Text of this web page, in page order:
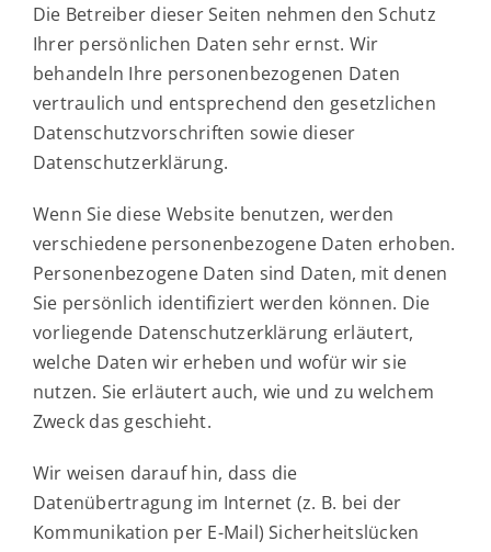
Die Betreiber dieser Seiten nehmen den Schutz
Ihrer persönlichen Daten sehr ernst. Wir
behandeln Ihre personenbezogenen Daten
vertraulich und entsprechend den gesetzlichen
Datenschutzvorschriften sowie dieser
Datenschutzerklärung.
Wenn Sie diese Website benutzen, werden
verschiedene personenbezogene Daten erhoben.
Personenbezogene Daten sind Daten, mit denen
Sie persönlich identifiziert werden können. Die
vorliegende Datenschutzerklärung erläutert,
welche Daten wir erheben und wofür wir sie
nutzen. Sie erläutert auch, wie und zu welchem
Zweck das geschieht.
Wir weisen darauf hin, dass die
Datenübertragung im Internet (z. B. bei der
Kommunikation per E-Mail) Sicherheitslücken